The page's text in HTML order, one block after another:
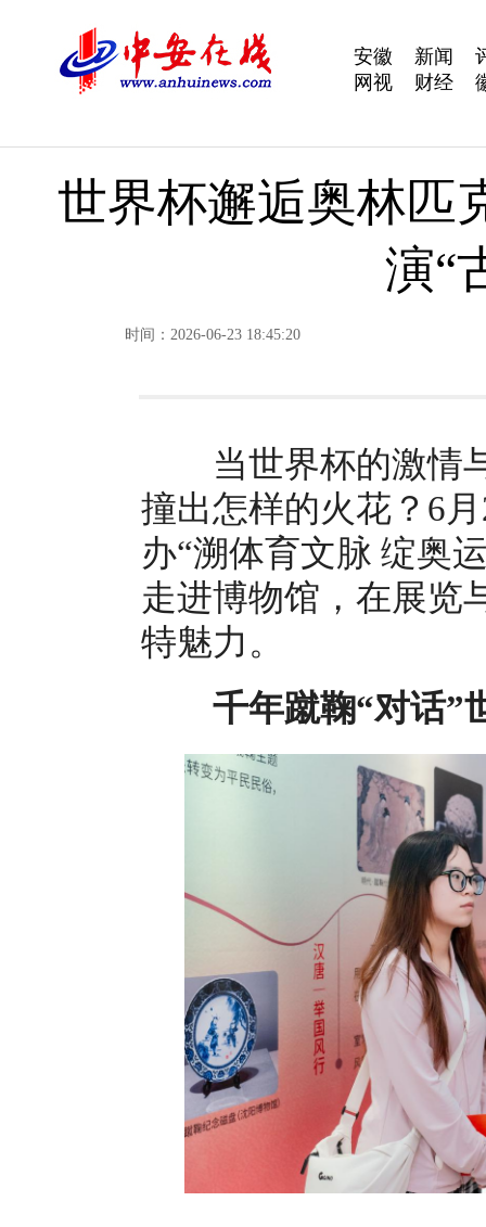
安徽 新闻
网视
财经
世界杯邂逅奥林匹
演“
时间：2026-06-23 18:45:20
当世界杯的激情与
撞出怎样的火花？6
办“溯体育文脉 绽奥
走进博物馆，在展览
特魅力。
千年蹴鞠“对话”